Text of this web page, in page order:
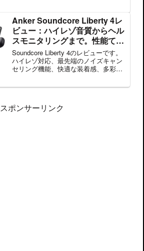
通話を快適に楽しめる完全ワイヤレス
イヤホンを徹底レビューします。
Anker Soundcore Liberty 4レ
ビュー：ハイレゾ音質からヘル
スモニタリングまで。性能てん
こもりの完全ワイヤレスイヤホ
ン！
Soundcore Liberty 4のレビューです。
ハイレゾ対応、最先端のノイズキャン
セリング機能、快適な装着感、多彩な
な環境でも最高の音質を提供します。
スポンサーリンク